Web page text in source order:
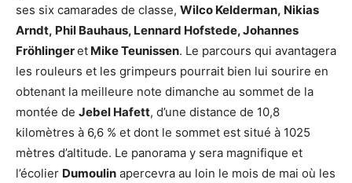
ses six camarades de classe, Wilco Kelderman, Nikias
Arndt, Phil Bauhaus, Lennard Hofstede, Johannes
Fröhlingeret Mike Teunissen. Le parcours qui avantagera
les rouleurs et les grimpeurs pourrait bien lui sourire en
obtenant la meilleure note dimanche au sommet de la
montée de Jebel Hafett, d’une distance de 10,8
kilomètres à 6,6 % et dont le sommet est situé à 1025
mètres d’altitude. Le panorama y sera magnifique et
l’écolier Dumoulin apercevra au loin le mois de mai où les